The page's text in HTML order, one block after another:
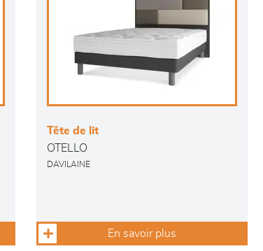
Tête de lit
OTELLO
DAVILAINE
En savoir plus